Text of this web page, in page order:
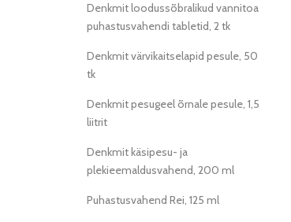
Denkmit loodussõbralikud vannitoa
puhastusvahendi tabletid, 2 tk
Denkmit värvikaitselapid pesule, 50
tk
Denkmit pesugeel õrnale pesule, 1,5
liitrit
Denkmit käsipesu- ja
plekieemaldusvahend, 200 ml
Puhastusvahend Rei, 125 ml